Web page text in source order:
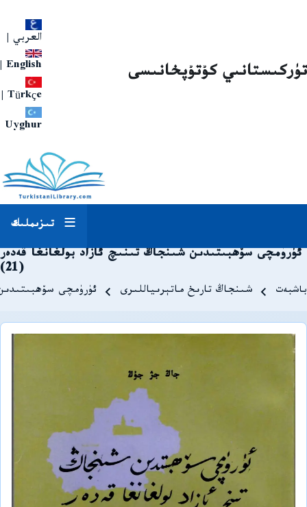
العربي |
English
|
Türkçe
|
Uyghur
تۈركىستانىي كۇتۇپخانىسى
تىزىملىك
ئۈرۈمچى سۆھبىتىدىن شىنجاڭ تىنىچ ئازاد بولغانغا قەدەر
(21)
Breadcrumb
باشبەت شىنجاڭ تارىخ ماتېرىياللىرى ئۈرۈمچى سۆھبىتىدىن